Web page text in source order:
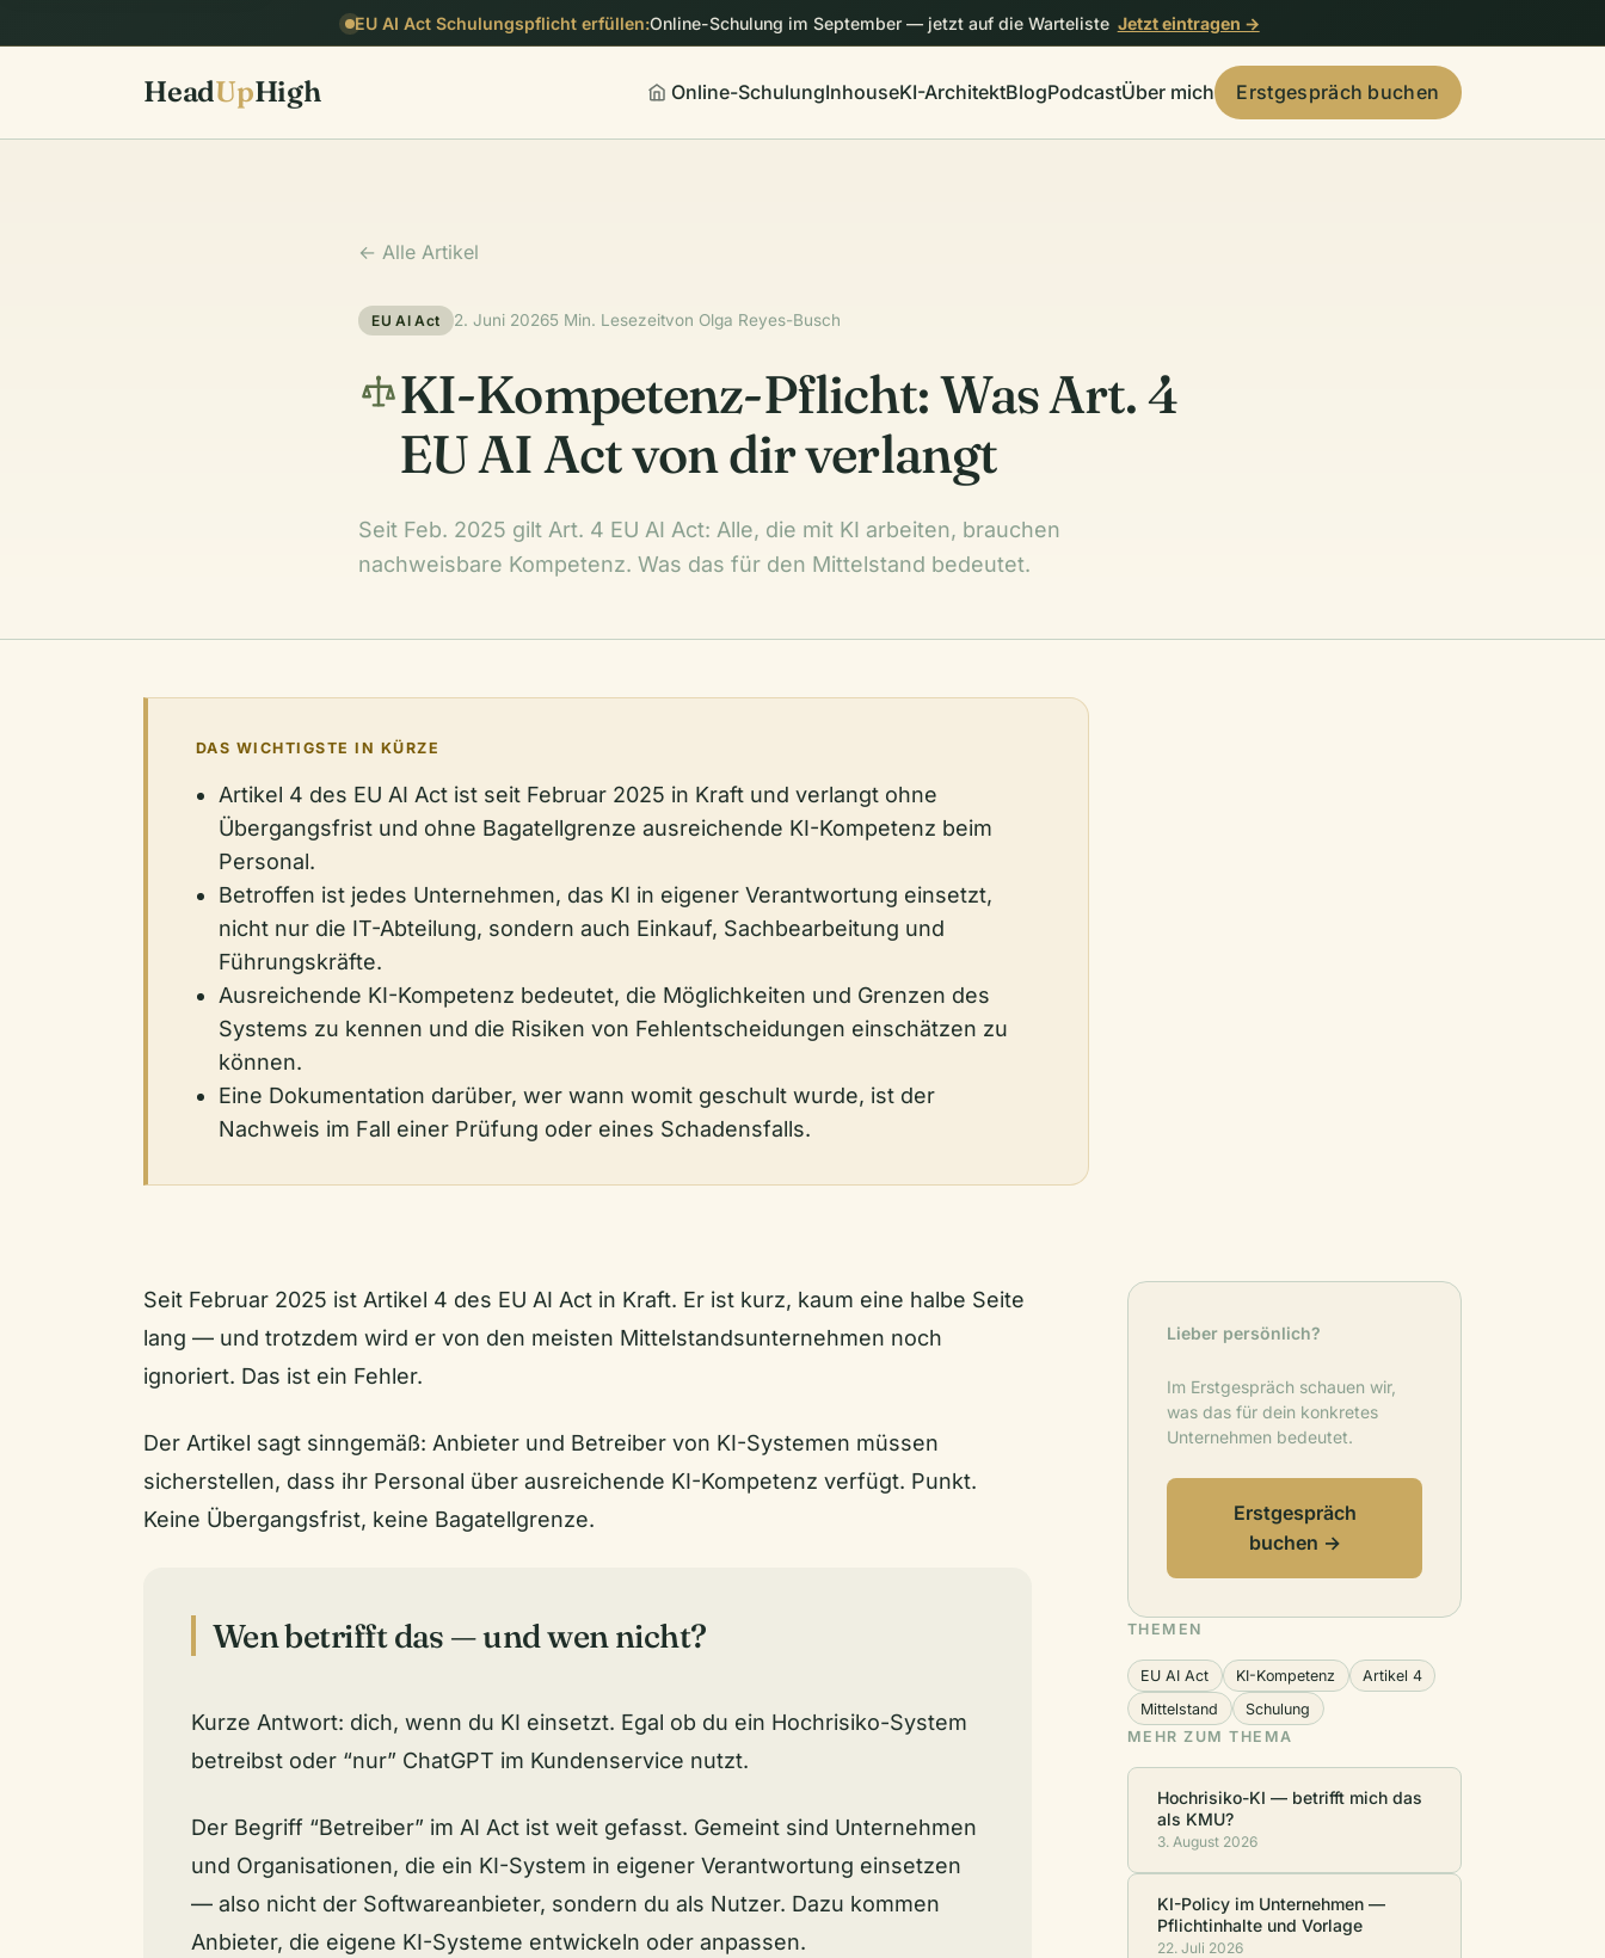
EU AI Act Schulungspflicht erfüllen:Online-Schulung im September — jetzt auf die Warteliste Jetzt eintragen →
HeadUpHigh Online-SchulungInhouseKI-ArchitektBlogPodcastÜber mich Erstgespräch buchen
← Alle Artikel
EU AI Act 2. Juni 20265 Min. Lesezeitvon Olga Reyes-Busch
KI-Kompetenz-Pflicht: Was Art. 4
EU AI Act von dir verlangt
Seit Feb. 2025 gilt Art. 4 EU AI Act: Alle, die mit KI arbeiten, brauchen
nachweisbare Kompetenz. Was das für den Mittelstand bedeutet.
DAS WICHTIGSTE IN KÜRZE
Artikel 4 des EU AI Act ist seit Februar 2025 in Kraft und verlangt ohne
Übergangsfrist und ohne Bagatellgrenze ausreichende KI-Kompetenz beim
Personal.
Betroffen ist jedes Unternehmen, das KI in eigener Verantwortung einsetzt,
nicht nur die IT-Abteilung, sondern auch Einkauf, Sachbearbeitung und
Führungskräfte.
Ausreichende KI-Kompetenz bedeutet, die Möglichkeiten und Grenzen des
Systems zu kennen und die Risiken von Fehlentscheidungen einschätzen zu
können.
Eine Dokumentation darüber, wer wann womit geschult wurde, ist der
Nachweis im Fall einer Prüfung oder eines Schadensfalls.
Seit Februar 2025 ist Artikel 4 des EU AI Act in Kraft. Er ist kurz, kaum eine halbe Seite
lang — und trotzdem wird er von den meisten Mittelstandsunternehmen noch
ignoriert. Das ist ein Fehler.
Der Artikel sagt sinngemäß: Anbieter und Betreiber von KI-Systemen müssen
sicherstellen, dass ihr Personal über ausreichende KI-Kompetenz verfügt. Punkt.
Keine Übergangsfrist, keine Bagatellgrenze.
Wen betrifft das — und wen nicht?
Kurze Antwort: dich, wenn du KI einsetzt. Egal ob du ein Hochrisiko-System
betreibst oder “nur” ChatGPT im Kundenservice nutzt.
Der Begriff “Betreiber” im AI Act ist weit gefasst. Gemeint sind Unternehmen
und Organisationen, die ein KI-System in eigener Verantwortung einsetzen
— also nicht der Softwareanbieter, sondern du als Nutzer. Dazu kommen
Anbieter, die eigene KI-Systeme entwickeln oder anpassen.
Lieber persönlich?
Im Erstgespräch schauen wir,
was das für dein konkretes
Unternehmen bedeutet.
Erstgespräch
buchen →
THEMEN
EU AI Act KI-Kompetenz
Artikel 4
Mittelstand
Schulung
MEHR ZUM THEMA
Hochrisiko-KI — betrifft mich das
als KMU?
3. August 2026
KI-Policy im Unternehmen —
Pflichtinhalte und Vorlage
22. Juli 2026